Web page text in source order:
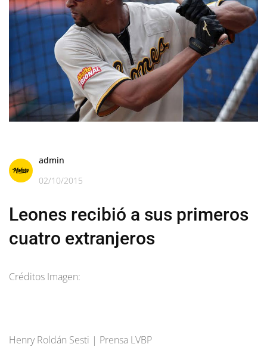
admin
02/10/2015
Leones recibió a sus primeros
cuatro extranjeros
Créditos Imagen:
Henry Roldán Sesti | Prensa LVBP